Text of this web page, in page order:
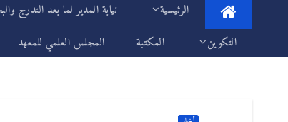
الرئيسية نيابة المدير لما بعد التدرج
التكوين
المكتبة المجلس العلمي للمعهد